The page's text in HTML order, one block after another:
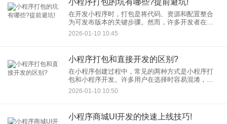
在开发小程序时，打包是将代码、资源和配置整合
为可发布版本的关键步骤。然而，许多开发者在此
过程中常遇到各种问题，影响发布进度和用户体
验。本文将梳理小程序打包中的常见坑点，并给出
2026-01-10 10:45
小程序打包和直接开发的区别?
在小程序创建过程中，常见的两种方式是小程序打
包和小程序开发。许多用户在选择时容易混淆，本
文将详细探讨小程序打包和小程序开发的区别，帮
助您根据需求做出明智决策。 小程序开发：定制化
2026-01-10 10:50
小程序商城UI开发的快速上线技巧!